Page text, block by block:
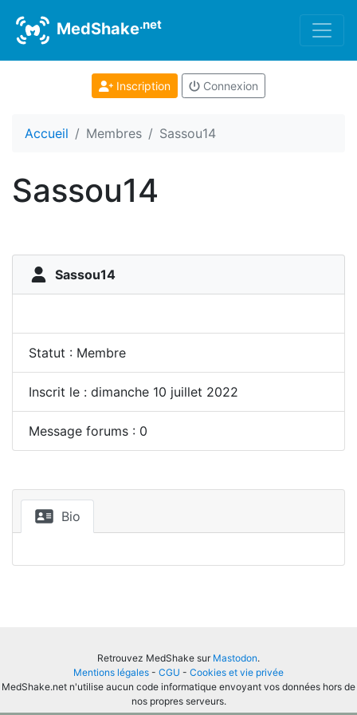
MedShake.net
Inscription Connexion
Accueil Membres Sassou14
Sassou14
Sassou14
Statut : Membre
Inscrit le : dimanche 10 juillet 2022
Message forums : 0
Bio
Retrouvez MedShake sur Mastodon.
Mentions légales - CGU - Cookies et vie privée
MedShake.net n'utilise aucun code informatique envoyant vos données hors de
nos propres serveurs.